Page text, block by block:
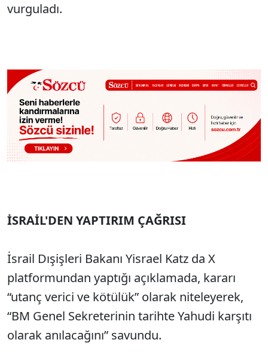
vurguladı.
İSRAİL'DEN YAPTIRIM ÇAĞRISI
İsrail Dışişleri Bakanı Yisrael Katz da X
platformundan yaptığı açıklamada, kararı
“utanç verici ve kötülük” olarak niteleyerek,
“BM Genel Sekreterinin tarihte Yahudi karşıtı
olarak anılacağını” savundu.